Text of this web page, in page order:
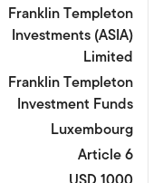
Franklin Templeton
Investments (ASIA)
Limited
Franklin Templeton
Investment Funds
Luxembourg
Article 6